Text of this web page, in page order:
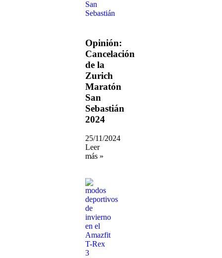
Opinión:
Cancelación
de la
Zurich
Maratón
San
Sebastián
2024
25/11/2024
Leer
más »